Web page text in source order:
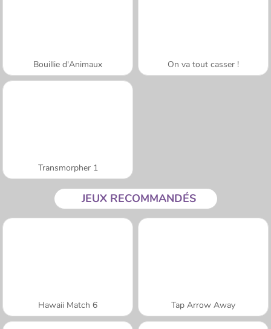
Bouillie d'Animaux On va tout casser !
Transmorpher 1
JEUX RECOMMANDÉS
Hawaii Match 6 Tap Arrow Away